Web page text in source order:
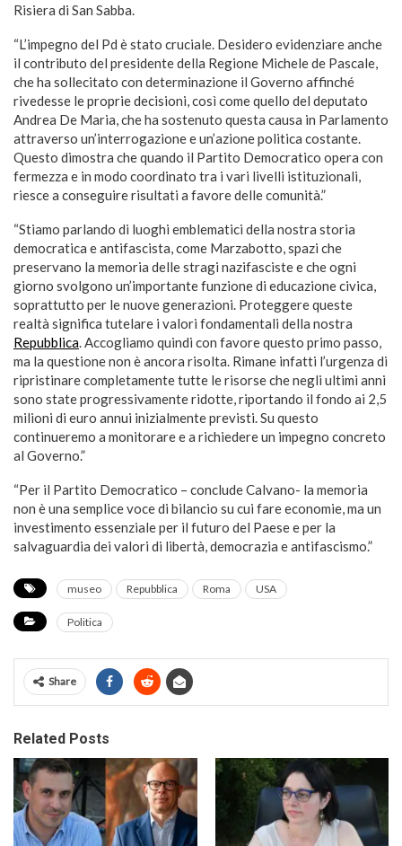
Risiera di San Sabba.
“L’impegno del Pd è stato cruciale. Desidero evidenziare anche
il contributo del presidente della Regione Michele de Pascale,
che ha sollecitato con determinazione il Governo affinché
rivedesse le proprie decisioni, così come quello del deputato
Andrea De Maria, che ha sostenuto questa causa in Parlamento
attraverso un’interrogazione e un’azione politica costante.
Questo dimostra che quando il Partito Democratico opera con
fermezza e in modo coordinato tra i vari livelli istituzionali,
riesce a conseguire risultati a favore delle comunità.”
“Stiamo parlando di luoghi emblematici della nostra storia
democratica e antifascista, come Marzabotto, spazi che
preservano la memoria delle stragi nazifasciste e che ogni
giorno svolgono un’importante funzione di educazione civica,
soprattutto per le nuove generazioni. Proteggere queste
realtà significa tutelare i valori fondamentali della nostra
Repubblica . Accogliamo quindi con favore questo primo passo,
ma la questione non è ancora risolta. Rimane infatti l’urgenza di
ripristinare completamente tutte le risorse che negli ultimi anni
sono state progressivamente ridotte, riportando il fondo ai 2,5
milioni di euro annui inizialmente previsti. Su questo
continueremo a monitorare e a richiedere un impegno concreto
al Governo.”
“Per il Partito Democratico – conclude Calvano- la memoria
non è una semplice voce di bilancio su cui fare economie, ma un
investimento essenziale per il futuro del Paese e per la
salvaguardia dei valori di libertà, democrazia e antifascismo.”
museo Repubblica Roma USA
Politica
Share
Related Posts